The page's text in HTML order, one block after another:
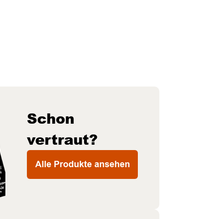
Schon
vertraut?
Alle Produkte ansehen